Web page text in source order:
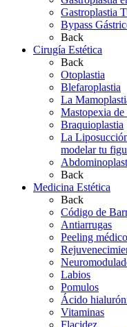
Gastroplastia
Bypass
Back
Cirugía Estética
Back
Otoplastia
Blefaroplastia
La
Mastopexia
Braquioplastia
La
modelar tu
Back
Medicina Estética
Back
Código de
Antiarrugas
Peeling médico
Labios
Pomulos
Ácido
Vitaminas
Flacidez